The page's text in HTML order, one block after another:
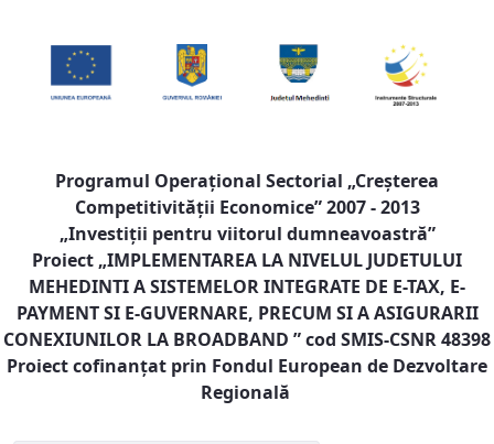
Programul Operaţional Sectorial „Creşterea
Competitivităţii Economice” 2007 - 2013
„Investiţii pentru viitorul dumneavoastră”
Proiect „IMPLEMENTAREA LA NIVELUL JUDETULUI
MEHEDINTI A SISTEMELOR INTEGRATE DE E-TAX, E-
PAYMENT SI E-GUVERNARE, PRECUM SI A ASIGURARII
CONEXIUNILOR LA BROADBAND ” cod SMIS-CSNR 48398
Proiect cofinanţat prin Fondul European de Dezvoltare
Regională